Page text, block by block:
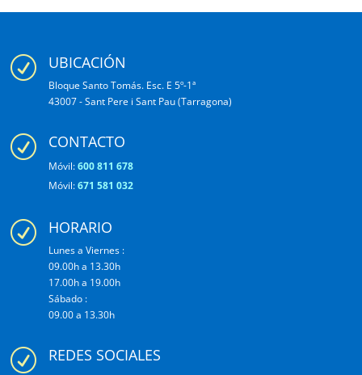
R UBICACIÓN
Bloque Santo Tomás. Esc. E 5º-1ª
43007 - Sant Pere i Sant Pau (Tarragona)
R CONTACTO
Móvil:600 811 678
Móvil:671 581 032
R HORARIO
Lunes a Viernes :
09.00h a 13.30h
17.00h a 19.00h
Sábado :
09.00 a 13.30h
R REDES SOCIALES